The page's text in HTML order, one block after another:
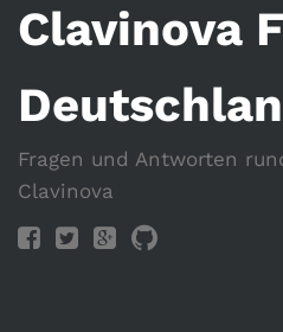
Clavinova
Fragen und Antworten
Clavinova